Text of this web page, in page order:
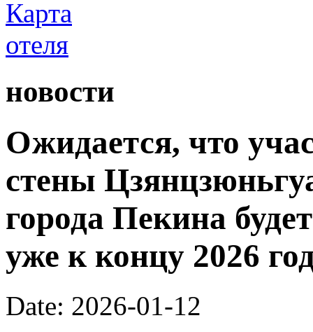
новости
Ожидается, что
стены
города Пекина
уже к концу 2026
Date: 2026-01-12